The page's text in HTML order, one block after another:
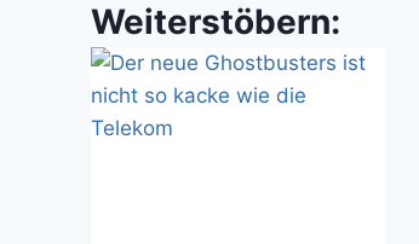
Weiterstöbern: